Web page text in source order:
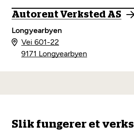
Autorent Verksted AS
Longyearbyen
Vei 601-22
9171 Longyearbyen
Slik fungerer et